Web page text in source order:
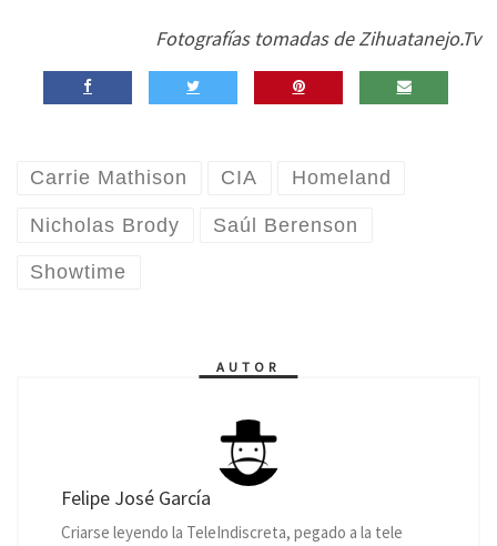
Fotografías tomadas de Zihuatanejo.Tv
Carrie Mathison CIA Homeland
Nicholas Brody Saúl Berenson
Showtime
AUTOR
Felipe José García
Criarse leyendo la TeleIndiscreta, pegado a la tele